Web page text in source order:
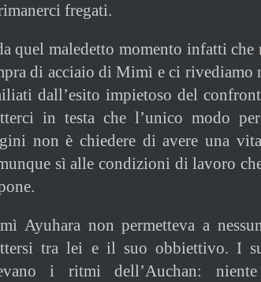
fregati.
quel maledetto momento infatti
di acciaio di Mimì e ci rivediamo
dall’esito impietoso del
in testa che l’unico modo
non è chiedere di avere una
sì alle condizioni di lavoro
Ayuhara non permetteva a
tra lei e il suo obbiettivo. I
i ritmi dell’Auchan: niente